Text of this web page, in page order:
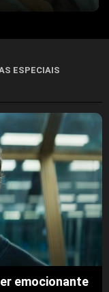
ESPECIAIS
emocionante